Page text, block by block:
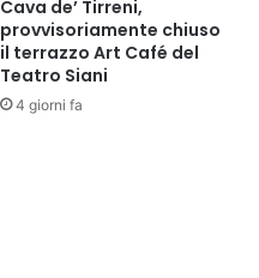
Cava de’ Tirreni,
provvisoriamente chiuso
il terrazzo Art Café del
Teatro Siani
4 giorni fa